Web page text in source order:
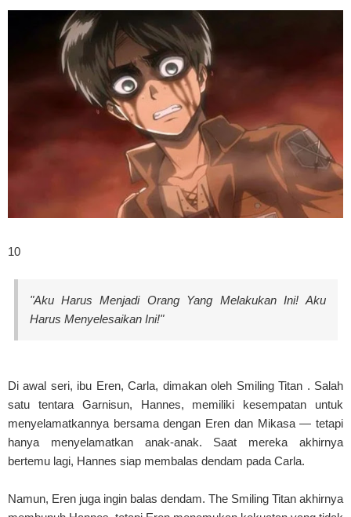
10
"Aku Harus Menjadi Orang Yang Melakukan Ini! Aku
Harus Menyelesaikan Ini!"
Di awal seri, ibu Eren, Carla, dimakan oleh Smiling Titan . Salah
satu tentara Garnisun, Hannes, memiliki kesempatan untuk
menyelamatkannya bersama dengan Eren dan Mikasa — tetapi
hanya menyelamatkan anak-anak. Saat mereka akhirnya
bertemu lagi, Hannes siap membalas dendam pada Carla.
Namun, Eren juga ingin balas dendam. The Smiling Titan akhirnya